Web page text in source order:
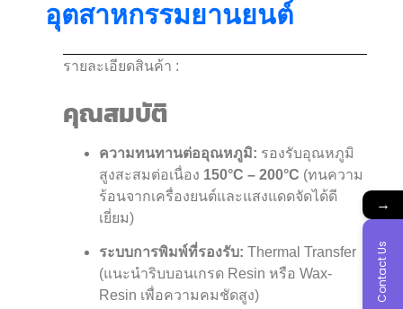
อุตสาหกรรมยานยนต์
รายละเอียดสินค้า :
คุณสมบัติ
ความทนทานต่ออุณหภูมิ: รองรับอุณหภูมิ
สูงสะสมต่อเนื่อง 150°C – 200°C (ทนความ
ร้อนจากเครื่องยนต์และแสงแดดจัดได้ดี
เยี่ยม)
ระบบการพิมพ์ที่รองรับ: Thermal Transfer
(แนะนำริบบอนเกรด Resin หรือ Wax-
Resin เพื่อความคมชัดสูง)
→
Contact Us